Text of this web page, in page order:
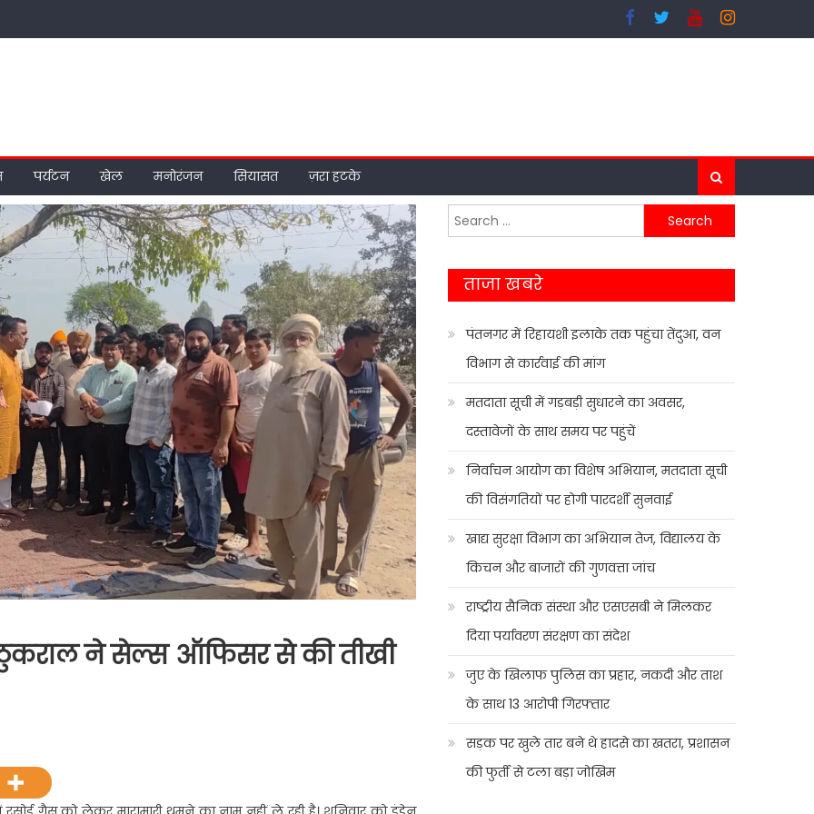
पर्यटन खेल मनोरंजन सियासत ज़रा हटके
ने सेल्स ऑफिसर से की तीखी
Search
for:
ताजा खबरे
पंतनगर में रिहायशी इलाके तक पहुंचा तेंदुआ, वन
विभाग से कार्रवाई की मांग
मतदाता सूची में गड़बड़ी सुधारने का अवसर,
दस्तावेजों के साथ समय पर पहुंचें
निर्वाचन आयोग का विशेष अभियान, मतदाता सूची
की विसंगतियों पर होगी पारदर्शी सुनवाई
खाद्य सुरक्षा विभाग का अभियान तेज, विद्यालय के
किचन और बाजारों की गुणवत्ता जांच
राष्ट्रीय सैनिक संस्था और एसएसबी ने मिलकर
दिया पर्यावरण संरक्षण का संदेश
जुए के खिलाफ पुलिस का प्रहार, नकदी और ताश
के साथ 13 आरोपी गिरफ्तार
सड़क पर खुले तार बने थे हादसे का खतरा, प्रशासन
की फुर्ती से टला बड़ा जोखिम